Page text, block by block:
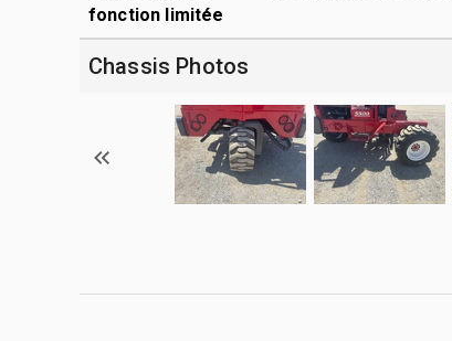
fonction limitée
Chassis Photos